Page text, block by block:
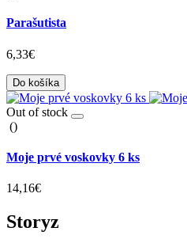
Parašutista
6,33€
Do košíka
Out of stock
()
Moje prvé voskovky 6 ks
14,16€
Storyz